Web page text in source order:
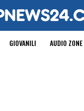
GIOVANILI AUDIO ZONE